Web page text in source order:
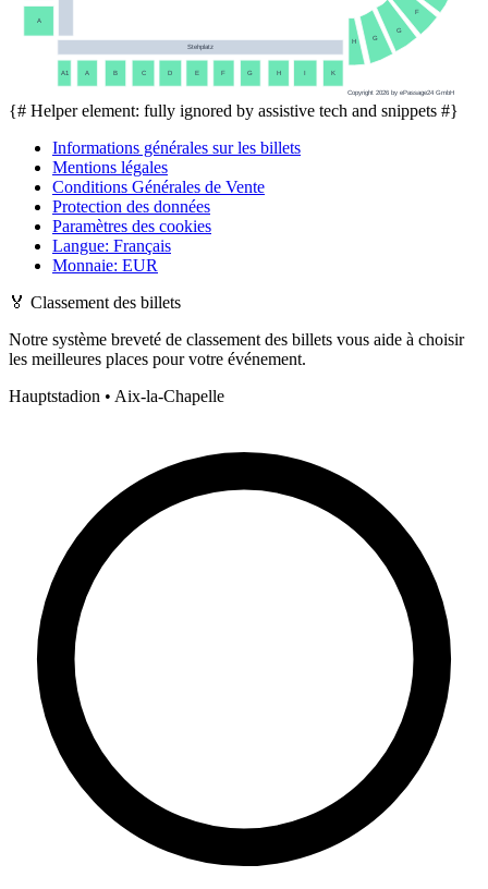
F
G
G
H
Stehplatz
K
I
H
G
F
E
D
C
B
A
A1
A
Copyright 2026 by ePassage24 GmbH
{# Helper element: fully ignored by assistive tech and snippets #}
Informations générales sur les billets
Mentions légales
Conditions Générales de Vente
Protection des données
Paramètres des cookies
Langue: Français
Monnaie: EUR
🏅 Classement des billets
Notre système breveté de classement des billets vous aide à choisir
les meilleures places pour votre événement.
Hauptstadion • Aix-la-Chapelle